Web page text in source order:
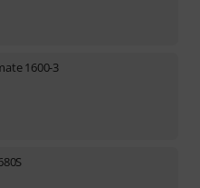
1600-3